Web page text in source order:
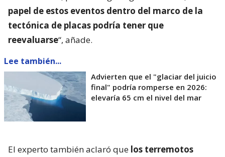
papel de estos eventos dentro del marco de la
tectónica de placas podría tener que
reevaluarse“, añade.
Lee también...
Advierten que el "glaciar del juicio
final" podría romperse en 2026:
elevaría 65 cm el nivel del mar
El experto también aclaró que los terremotos